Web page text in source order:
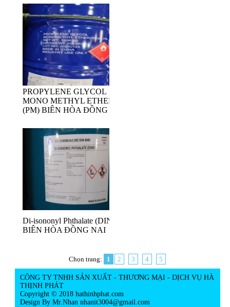
PROPYLENE GLYCOL
MONO METHYL ETHER
(PM) BIÊN HÒA ĐỒNG NAI
Di-isononyl Phthalate (DINP)
BIÊN HÒA ĐỒNG NAI
Chọn trang: 1 2 3 4 5
CÔNG TY TNHH SẢN XUẤT - THƯƠNG MẠI - DỊCH VỤ HÀ
THỊNH PHÁT
Copyright © 2018 hathinhphat.com
Design By Mr.Nhan nhanit3004@gmail.com